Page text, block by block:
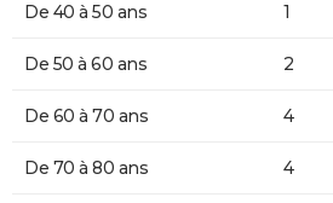
De 40 à 50 ans 1
De 50 à 60 ans 2
De 60 à 70 ans 4
De 70 à 80 ans 4